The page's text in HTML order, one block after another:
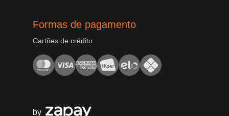
Formas de pagamento
Cartões de crédito
by